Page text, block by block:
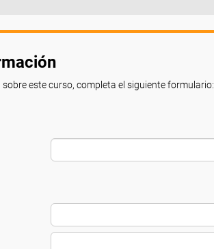
este curso, completa el siguiente formulario: